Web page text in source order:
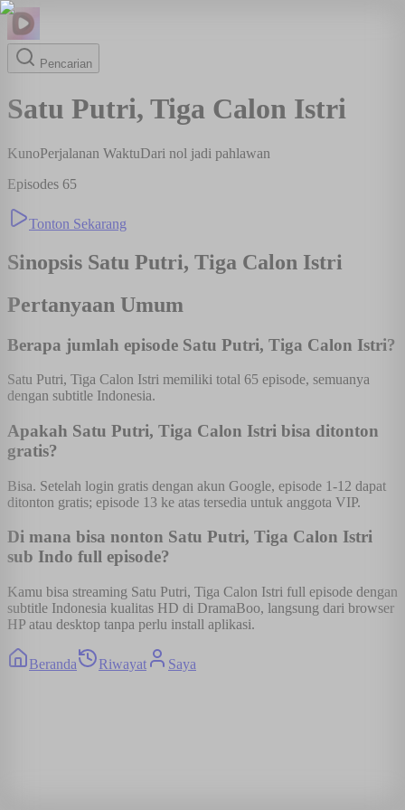
Pencarian
Satu Putri, Tiga Calon Istri
KunoPerjalanan WaktuDari nol jadi pahlawan
Episodes 65
Tonton Sekarang
Sinopsis Satu Putri, Tiga Calon Istri
Pertanyaan Umum
Berapa jumlah episode Satu Putri, Tiga Calon Istri?
Satu Putri, Tiga Calon Istri memiliki total 65 episode, semuanya
dengan subtitle Indonesia.
Apakah Satu Putri, Tiga Calon Istri bisa ditonton
gratis?
Bisa. Setelah login gratis dengan akun Google, episode 1-12 dapat
ditonton gratis; episode 13 ke atas tersedia untuk anggota VIP.
Di mana bisa nonton Satu Putri, Tiga Calon Istri
sub Indo full episode?
Kamu bisa streaming Satu Putri, Tiga Calon Istri full episode dengan
subtitle Indonesia kualitas HD di DramaBoo, langsung dari browser
HP atau desktop tanpa perlu install aplikasi.
Beranda Riwayat Saya